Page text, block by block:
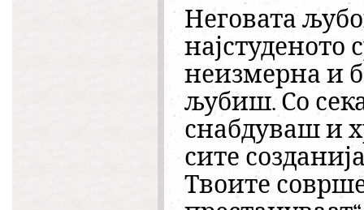
Неговата
најстуденото
неизмерна и
љубиш. Со
снабдуваш и
сите
Твоите